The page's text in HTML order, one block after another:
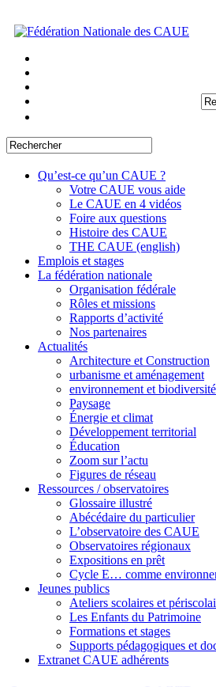
Qu’est-ce qu’un CAUE ?
Votre CAUE vous aide
Le CAUE en 4 vidéos
Foire aux questions
Histoire des CAUE
THE CAUE (english)
Emplois et stages
La fédération nationale
Organisation fédérale
Rôles et missions
Rapports d’activité
Nos partenaires
Actualités
Architecture et Construction
urbanisme et aménagement
environnement et biodiversité
Paysage
Énergie et climat
Développement territorial
Éducation
Zoom sur l’actu
Figures de réseau
Ressources / observatoires
Glossaire illustré
Abécédaire du particulier
L’observatoire des CAUE
Observatoires régionaux
Expositions en prêt
Cycle E… comme
Jeunes publics
Ateliers scolaires et
Les Enfants du Patrimoine
Formations et stages
Supports pédagogiques et
Extranet CAUE adhérents